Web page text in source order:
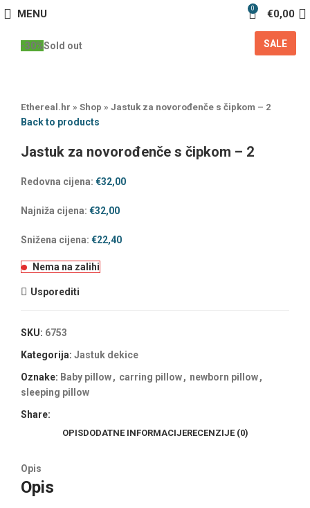
MENU 0 €0,00
-30%Sold out SALE
Ethereal.hr » Shop » Jastuk za novorođenče s čipkom – 2
Back to products
Jastuk za novorođenče s čipkom – 2
Redovna cijena: €32,00
Najniža cijena: €32,00
Snižena cijena: €22,40
Nema na zalihi
Usporediti
SKU: 6753
Kategorija: Jastuk dekice
Oznake: Baby pillow, carring pillow, newborn pillow,
sleeping pillow
Share:
OPISDODATNE INFORMACIJERECENZIJE (0)
Opis
Opis